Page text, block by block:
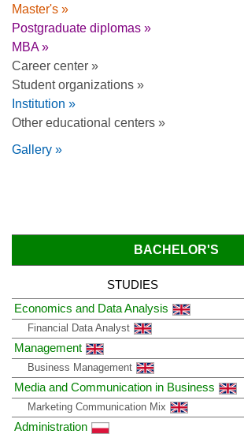
Master's »
Postgraduate diplomas »
MBA »
Career center »
Student organizations »
Institution »
Other educational centers »
Gallery »
BACHELOR'S
STUDIES
Economics and Data Analysis
Financial Data Analyst
Management
Business Management
Media and Communication in Business
Marketing Communication Mix
Administration